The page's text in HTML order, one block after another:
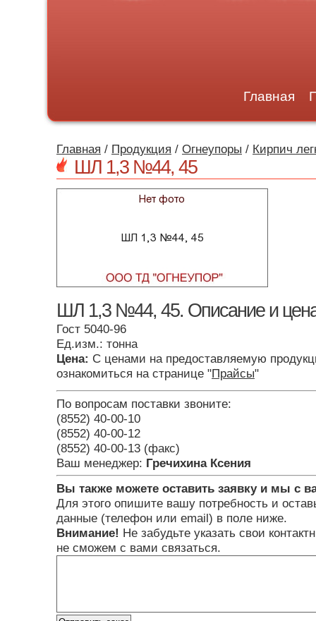
Главная
Главная / Продукция / Огнеупоры / Кирпич
ШЛ 1,3 №44, 45
ШЛ 1,3 №44, 45. Описание и
Гост 5040-96
Ед.изм.: тонна
Цена: С ценами на предоставляемую
ознакомиться на странице "Прайсы"
По вопросам поставки звоните:
(8552) 40-00-10
(8552) 40-00-12
(8552) 40-00-13 (факс)
Ваш менеджер: Гречихина Ксения
Вы также можете оставить заявку и мы с
Для этого опишите вашу потребность и
данные (телефон или email) в поле ниже.
Внимание! Не забудьте указать свои
не сможем с вами связаться.